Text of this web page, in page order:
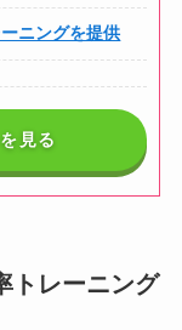
ニングを提供
見る
トレーニング